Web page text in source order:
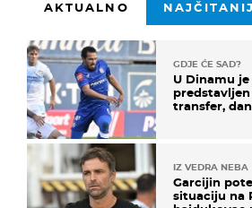
AKTUALNO
GDJE ĆE SAD?
U Dinamu
transfer,
IZ VEDRA NEBA
Garcijin
situaciju na